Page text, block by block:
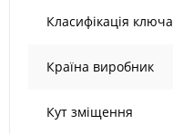
Класифікація ключа
Країна виробник
Кут зміщення